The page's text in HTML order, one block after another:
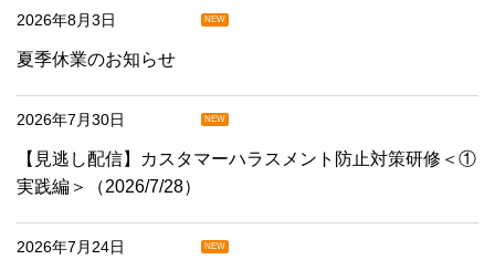
2026年8月3日 NEW
夏季休業のお知らせ
2026年7月30日 NEW
【見逃し配信】カスタマーハラスメント防止対策研修＜①
実践編＞（2026/7/28）
2026年7月24日 NEW